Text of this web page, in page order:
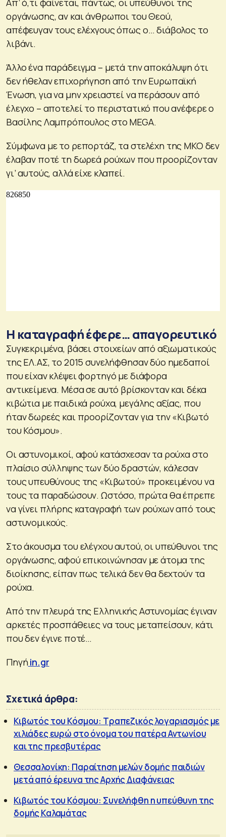
Απ’ ό,τι φαίνεται, πάντως, οι υπεύθυνοι της
οργάνωσης, αν και άνθρωποι του Θεού,
απέφευγαν τους ελέχγους όπως ο… διάβολος το
λιβάνι.
Άλλο ένα παράδειγμα – μετά την αποκάλυψη ότι
δεν ήθελαν επιχορήγηση από την Ευρωπαϊκή
Ένωση, για να μην χρειαστεί να περάσουν από
έλεγχο – αποτελεί το περιστατικό που ανέφερε ο
Βασίλης Λαμπρόπουλος στο MEGA.
Σύμφωνα με το ρεπορτάζ, τα στελέχη της ΜΚΟ δεν
έλαβαν ποτέ τη δωρεά ρούχων που προορίζονταν
γι’ αυτούς, αλλά είχε κλαπεί.
Η καταγραφή έφερε… απαγορευτικό
Συγκεκριμένα, βάσει στοιχείων από αξιωματικούς
της ΕΛ.ΑΣ, το 2015 συνελήφθησαν δύο ημεδαποί
που είχαν κλέψει φορτηγό με διάφορα
αντικείμενα. Μέσα σε αυτό βρίσκονταν και δέκα
κιβώτια με παιδικά ρούχα, μεγάλης αξίας, που
ήταν δωρεές και προορίζονταν για την «Κιβωτό
του Κόσμου».
Οι αστυνομικοί, αφού κατάσχεσαν τα ρούχα στο
πλαίσιο σύλληψης των δύο δραστών, κάλεσαν
τους υπευθύνους της «Κιβωτού» προκειμένου να
τους τα παραδώσουν. Ωστόσο, πρώτα θα έπρεπε
να γίνει πλήρης καταγραφή των ρούχων από τους
αστυνομικούς.
Στο άκουσμα του ελέγχου αυτού, οι υπεύθυνοι της
οργάνωσης, αφού επικοινώνησαν με άτομα της
διοίκησης, είπαν πως τελικά δεν θα δεχτούν τα
ρούχα.
Από την πλευρά της Ελληνικής Αστυνομίας έγιναν
αρκετές προσπάθειες να τους μεταπείσουν, κάτι
που δεν έγινε ποτέ…
Πηγήin.gr
Σχετικά άρθρα:
Κιβωτός του Κόσμου: Τραπεζικός λογαριασμός με
χιλιάδες ευρώ στο όνομα του πατέρα Αντωνίου
και της πρεσβυτέρας
Θεσσαλονίκη: Παραίτηση μελών δομής παιδιών
μετά από έρευνα της Αρχής Διαφάνειας
Κιβωτός του Κόσμου: Συνελήφθη η υπεύθυνη της
δομής Καλαμάτας